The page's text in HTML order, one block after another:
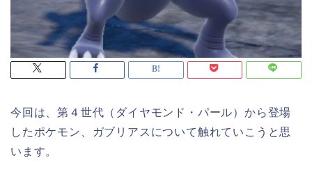
今回は、第４世代（ダイヤモンド・パール）から登場
したポケモン、ガブリアスについて触れていこうと思
います。